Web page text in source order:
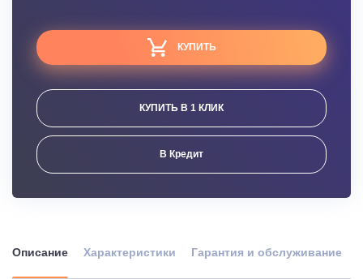
КУПИТЬ
КУПИТЬ В 1 КЛИК
В Кредит
Описание Характеристики Гарантия и обслуживание